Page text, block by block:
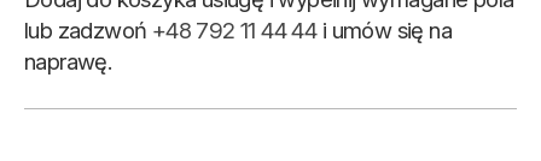
lub zadzwoń +48 792 11 44 44i umów się na
naprawę.